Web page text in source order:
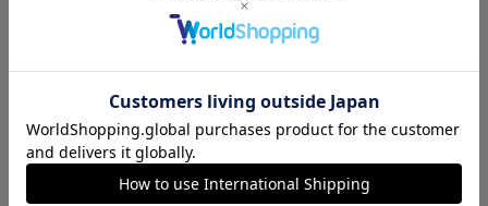
特定商取引法に基づく表記